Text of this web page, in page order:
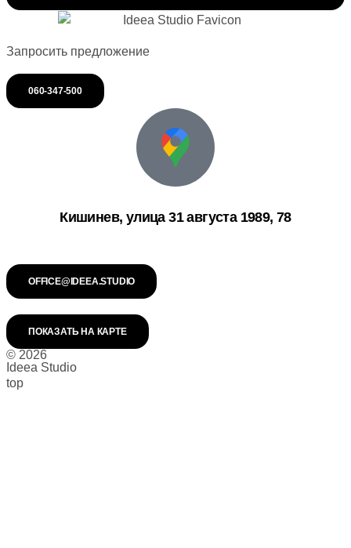
Запросить предложение
060-347-500
Кишинев, улица 31 августа 1989, 78
OFFICE@IDEEA.STUDIO
ПОКАЗАТЬ НА КАРТЕ
© 2026
Ideea Studio
top